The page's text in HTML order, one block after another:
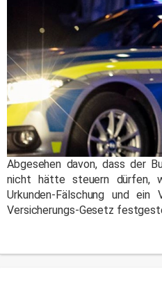
Abgesehen davon, dass der
nicht hätte steuern dürfen,
Urkunden-Fälschung und
Versicherungs-Gesetz